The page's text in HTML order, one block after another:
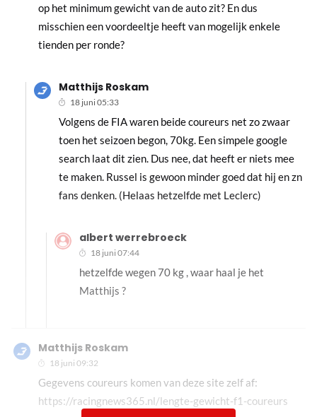
op het minimum gewicht van de auto zit? En dus
misschien een voordeeltje heeft van mogelijk enkele
tienden per ronde?
Matthijs Roskam
18 juni 05:33
Volgens de FIA waren beide coureurs net zo zwaar
toen het seizoen begon, 70kg. Een simpele google
search laat dit zien. Dus nee, dat heeft er niets mee
te maken. Russel is gewoon minder goed dat hij en zn
fans denken. (Helaas hetzelfde met Leclerc)
albert werrebroeck
18 juni 07:44
hetzelfde wegen 70 kg , waar haal je het
Matthijs ?
Matthijs Roskam
18 juni 09:32
Gegevens coureurs komen van deze site zelf af:
https://racingnews365.nl/lengte-gewicht-f1-coureurs